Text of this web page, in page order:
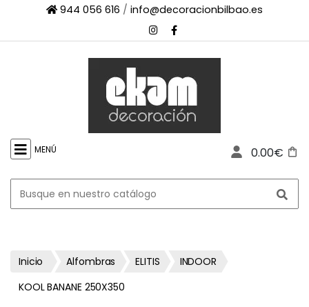
944 056 616 / info@decoracionbilbao.es
MENÚ 0.00€
INICIO
SHOWROOM
ESPACIO
PROYECTOS
Inicio Alfombras ELITIS
INDOOR
KOOL BANANE 250X350